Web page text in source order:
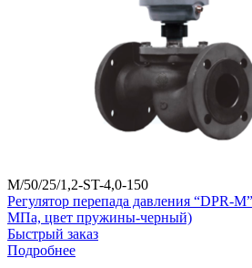
M/50/25/1,2-ST-4,0-150
Регулятор перепада давления “DPR-
МПа, цвет пружины-черный)
Быстрый заказ
Подробнее